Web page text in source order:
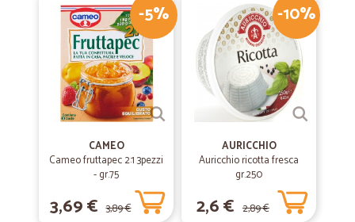
-5%
CAMEO
Cameo fruttapec 2:1 3pezzi
- gr.75
3,69 € 3,89 €
-10%
AURICCHIO
Auricchio ricotta fresca
gr.250
2,6 € 2,89 €